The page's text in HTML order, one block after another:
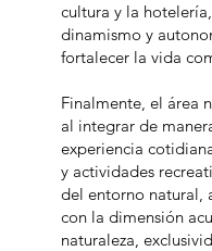
cultura y la
dinamismo y
fortalecer la vida
Finalmente, el área
al integrar de
experiencia
y actividades
del entorno natural,
con la dimensión
naturaleza,